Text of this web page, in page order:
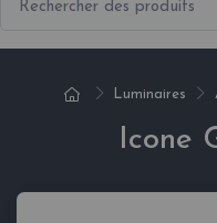
Luminaires
Icone